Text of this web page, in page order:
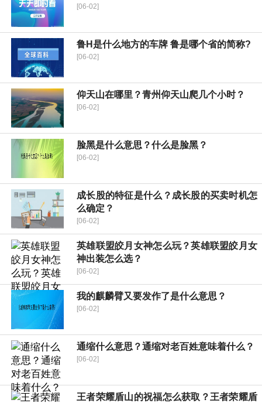
[06-02]
鲁H是什么地方的车牌 鲁是哪个省的简称?
[06-02]
仰天山在哪里？青州仰天山爬几个小时？
[06-02]
脸黑是什么意思？什么是脸黑？
[06-02]
成长股的特征是什么？成长股的买卖时机怎
么确定？
[06-02]
英雄联盟皎月女神怎么玩？英雄联盟皎月女
神出装怎么选？
[06-02]
我的麒麟臂又要发作了是什么意思？
[06-02]
通缩什么意思？通缩对老百姓意味着什么？
[06-02]
王者荣耀盾山的祝福怎么获取？王者荣耀盾